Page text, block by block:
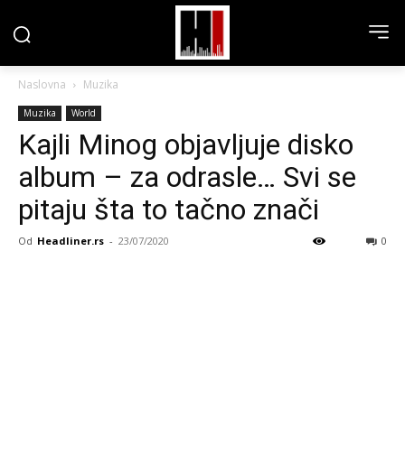
Naslovna Muzika
Muzika World
Kajli Minog objavljuje disko
album – za odrasle… Svi se
pitaju šta to tačno znači
Od Headliner.rs - 23/07/2020 0